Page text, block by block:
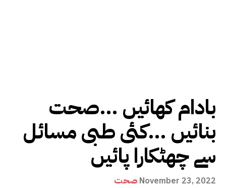
بادام کھائیں …صحت
بنائیں …کئی طبی مسائل
سے چھٹکارا پائیں
صحت November 23, 2022